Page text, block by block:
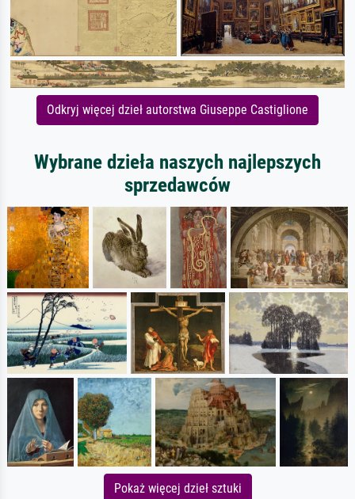
Odkryj więcej dzieł autorstwa Giuseppe Castiglione
Wybrane dzieła naszych najlepszych
sprzedawców
Pokaż więcej dzieł sztuki